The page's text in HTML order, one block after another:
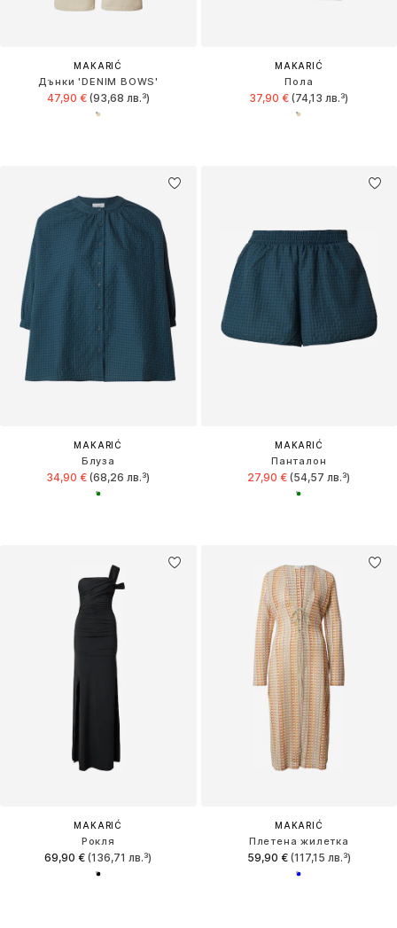
MAKARIĆ
Дънки 'DENIM BOWS'
47,90 €(93,68 лв.³)
MAKARIĆ
Пола
37,90 € (74,13 лв.³)
MAKARIĆ
Блуза
34,90 € (68,26 лв.³)
MAKARIĆ
Панталон
27,90 € (54,57 лв.³)
MAKARIĆ
Рокля
69,90 € (136,71 лв.³)
MAKARIĆ
Плетена жилетка
59,90 €(117,15 лв.³)